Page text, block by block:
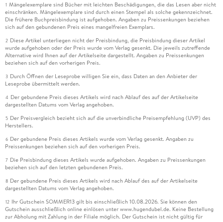
1 Mängelexemplare sind Bücher mit leichten Beschädigungen, die das Lesen aber nicht
einschränken. Mängelexemplare sind durch einen Stempel als solche gekennzeichnet.
Die frühere Buchpreisbindung ist aufgehoben. Angaben zu Preissenkungen beziehen
sich auf den gebundenen Preis eines mangelfreien Exemplars.
2 Diese Artikel unterliegen nicht der Preisbindung, die Preisbindung dieser Artikel
wurde aufgehoben oder der Preis wurde vom Verlag gesenkt. Die jeweils zutreffende
Alternative wird Ihnen auf der Artikelseite dargestellt. Angaben zu Preissenkungen
beziehen sich auf den vorherigen Preis.
3 Durch Öffnen der Leseprobe willigen Sie ein, dass Daten an den Anbieter der
Leseprobe übermittelt werden.
4 Der gebundene Preis dieses Artikels wird nach Ablauf des auf der Artikelseite
dargestellten Datums vom Verlag angehoben.
5 Der Preisvergleich bezieht sich auf die unverbindliche Preisempfehlung (UVP) des
Herstellers.
6 Der gebundene Preis dieses Artikels wurde vom Verlag gesenkt. Angaben zu
Preissenkungen beziehen sich auf den vorherigen Preis.
7 Die Preisbindung dieses Artikels wurde aufgehoben. Angaben zu Preissenkungen
beziehen sich auf den letzten gebundenen Preis.
8 Der gebundene Preis dieses Artikels wird nach Ablauf des auf der Artikelseite
dargestellten Datums vom Verlag angehoben.
12 Ihr Gutschein SOMMER13 gilt bis einschließlich 10.08.2026. Sie können den
Gutschein ausschließlich online einlösen unter www.hugendubel.de. Keine Bestellung
zur Abholung mit Zahlung in der Filiale möglich. Der Gutschein ist nicht gültig für